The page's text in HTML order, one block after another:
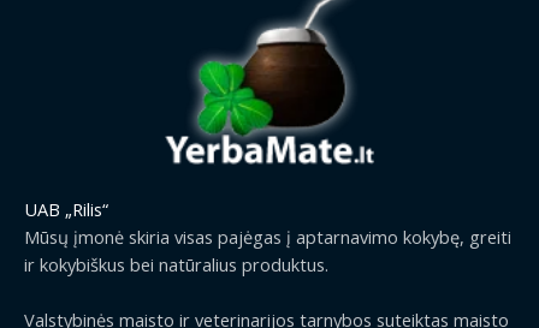
UAB „Rilis“
Mūsų įmonė skiria visas pajėgas į aptarnavimo kokybę, greiti
ir kokybiškus bei natūralius produktus.
Valstybinės maisto ir veterinarijos tarnybos suteiktas maisto